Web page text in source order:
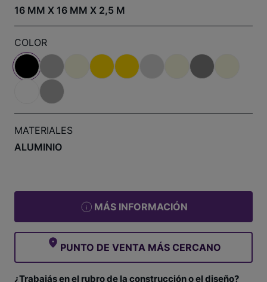
16 MM X 16 MM X 2,5 M
COLOR
MATERIALES
ALUMINIO
MÁS INFORMACIÓN
PUNTO DE VENTA MÁS CERCANO
¿Trabajás en el rubro de la construcción o el diseño?